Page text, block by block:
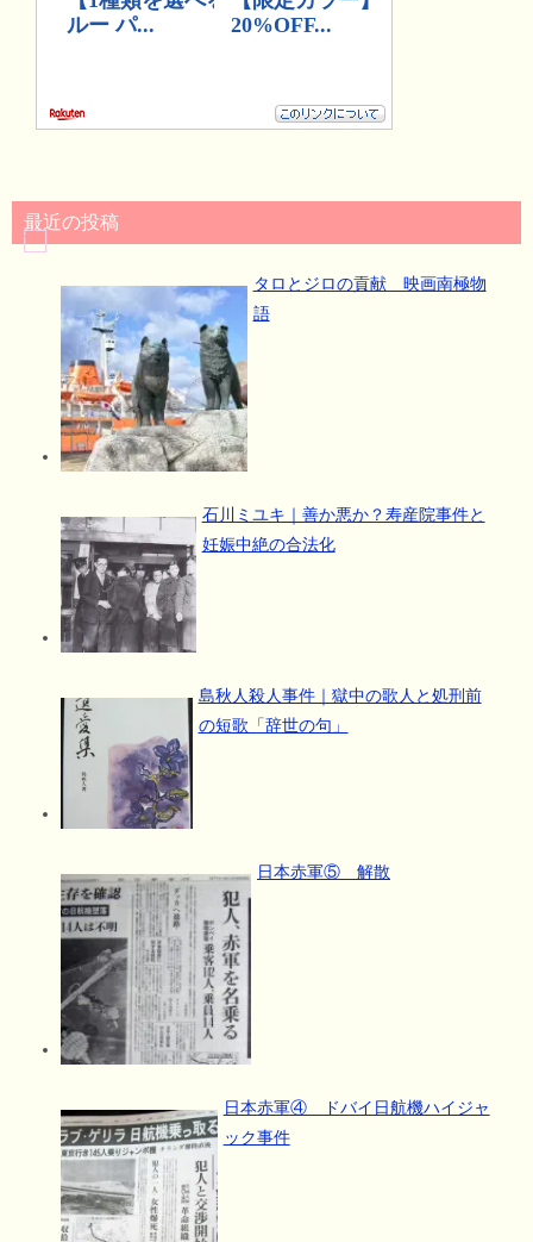
最近の投稿
タロとジロの貢献 映画南極物
語
石川ミユキ｜善か悪か？寿産院事件と
妊娠中絶の合法化
島秋人殺人事件｜獄中の歌人と処刑前
の短歌「辞世の句」
日本赤軍⑤ 解散
日本赤軍④ ドバイ日航機ハイジャ
ック事件